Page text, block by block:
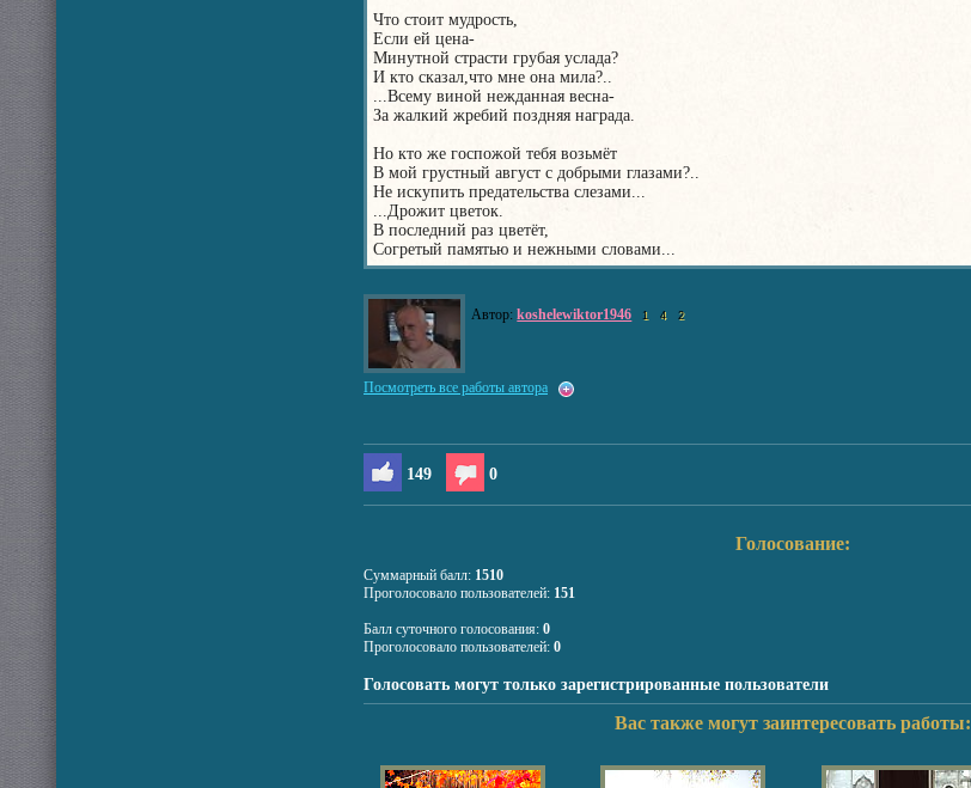
Что стоит мудрость,
Если ей цена-
Минутной страсти грубая услада?
И кто сказал,что мне она мила?..
...Всему виной нежданная весна-
За жалкий жребий поздняя награда.
Но кто же госпожой тебя возьмёт
В мой грустный август с добрыми глазами?..
Не искупить предательства слезами...
...Дрожит цветок.
В последний раз цветёт,
Согретый памятью и нежными словами...
Автор:koshelewiktor1946 1 4 2
Посмотреть все работы автора
149 0
Голосование:
Суммарный балл: 1510
Проголосовало пользователей: 151
Балл суточного голосования: 0
Проголосовало пользователей: 0
Голосовать могут только зарегистрированные пользователи
Вас также могут заинтересовать работы: